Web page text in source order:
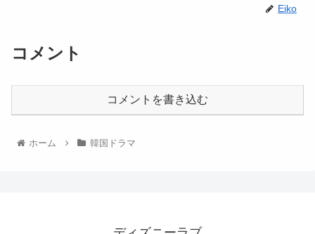
Eiko
コメント
コメントを書き込む
ホーム 韓国ドラマ